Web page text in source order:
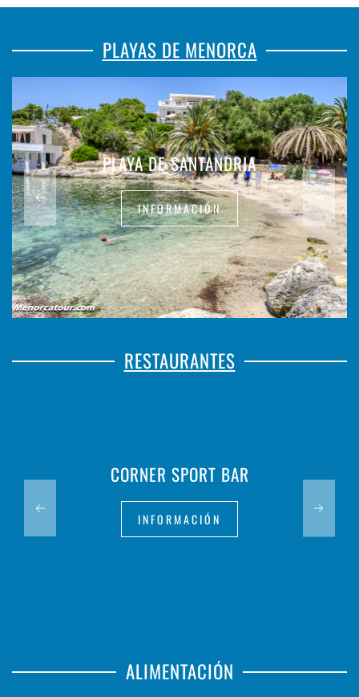
PLAYAS DE MENORCA
PLAYA DE SANTANDRIA
INFORMACIÓN
RESTAURANTES
CORNER SPORT BAR
INFORMACIÓN
ALIMENTACIÓN